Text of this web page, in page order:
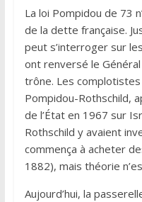
La loi Pompidou de 73
de la dette française.
peut s’interroger sur
ont renversé le
trône. Les
Pompidou-Rothschild,
de l’État en 1967 sur
Rothschild y avaient
commença à acheter
1882), mais théorie
Aujourd’hui, la